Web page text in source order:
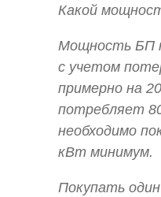
Какой
Мощность БП
с учетом
примерно на
потребляет
необходимо
кВт минимум.
Покупать